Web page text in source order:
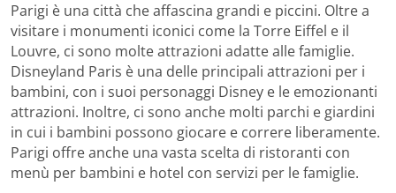
Parigi è una città che affascina grandi e piccini. Oltre a
visitare i monumenti iconici come la Torre Eiffel e il
Louvre, ci sono molte attrazioni adatte alle famiglie.
Disneyland Paris è una delle principali attrazioni per i
bambini, con i suoi personaggi Disney e le emozionanti
attrazioni. Inoltre, ci sono anche molti parchi e giardini
in cui i bambini possono giocare e correre liberamente.
Parigi offre anche una vasta scelta di ristoranti con
menù per bambini e hotel con servizi per le famiglie.